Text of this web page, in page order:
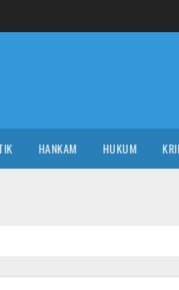
HANKAM HUKUM